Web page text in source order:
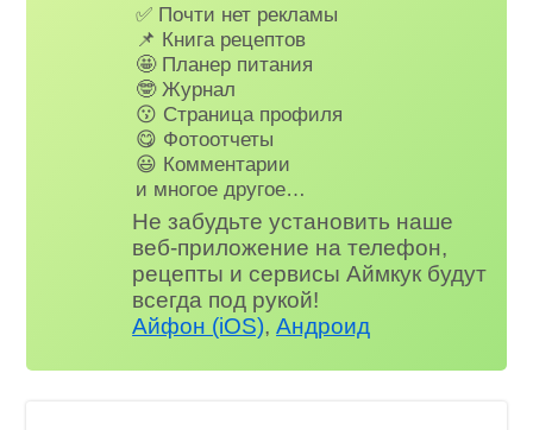
✅ Почти нет рекламы
📌 Книга рецептов
🤩 Планер питания
🤓 Журнал
😗 Страница профиля
😋 Фотоотчеты
😃 Комментарии
и многое другое…
Не забудьте установить наше
веб-приложение на телефон,
рецепты и сервисы Аймкук будут
всегда под рукой!
Айфон (iOS),Андроид